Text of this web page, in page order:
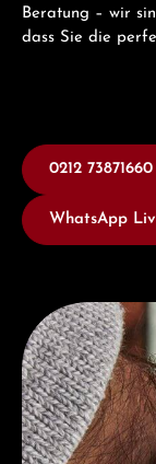
Beratung – wir
dass Sie die
0212 73871660
WhatsApp
Entdecken Sie